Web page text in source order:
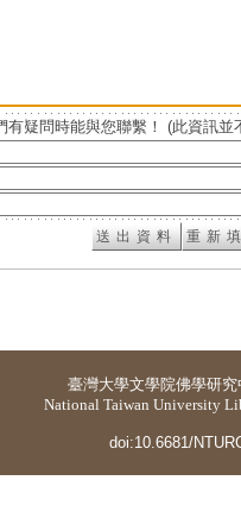
有疑問時能與您聯繫！ (此資訊並
臺灣大學文學院佛學研究
National Taiwan University
doi:10.6681/